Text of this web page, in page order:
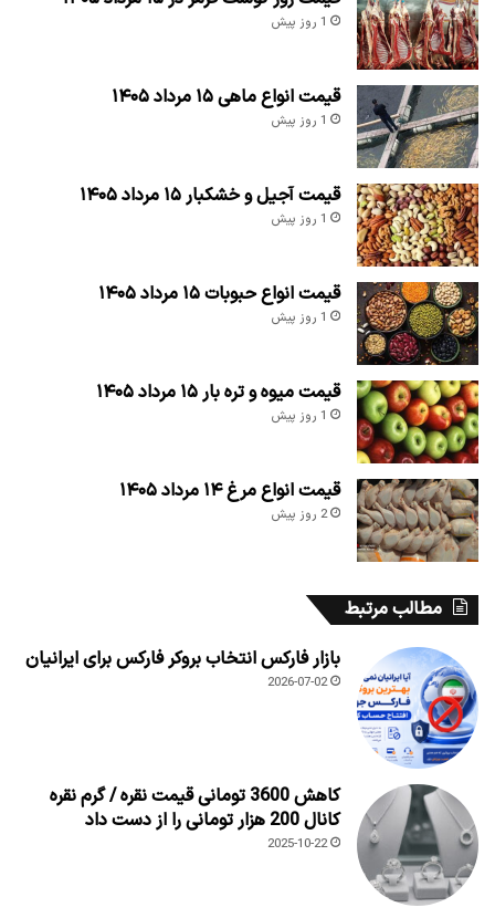
1 روز پیش
قیمت انواع ماهی ۱۵ مرداد ۱۴۰۵
1 روز پیش
قیمت آجیل و خشکبار ۱۵ مرداد ۱۴۰۵
1 روز پیش
قیمت انواع حبوبات ۱۵ مرداد ۱۴۰۵
1 روز پیش
قیمت میوه و تره بار ۱۵ مرداد ۱۴۰۵
1 روز پیش
قیمت انواع مرغ ۱۴ مرداد ۱۴۰۵
2 روز پیش
مطالب مرتبط
بازار فارکس انتخاب بروکر فارکس برای ایرانیان
2026-07-02
کاهش 3600 تومانی قیمت نقره / گرم نقره
کانال 200 هزار تومانی را از دست داد
2025-10-22